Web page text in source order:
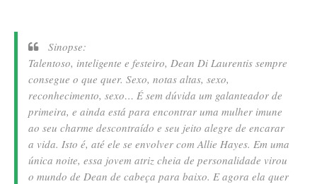
Sinopse:
Talentoso, inteligente e festeiro, Dean Di Laurentis sempre
consegue o que quer. Sexo, notas altas, sexo,
reconhecimento, sexo… É sem dúvida um galanteador de
primeira, e ainda está para encontrar uma mulher imune
ao seu charme descontraído e seu jeito alegre de encarar
a vida. Isto é, até ele se envolver com Allie Hayes. Em uma
única noite, essa jovem atriz cheia de personalidade virou
o mundo de Dean de cabeça para baixo. E agora ela quer